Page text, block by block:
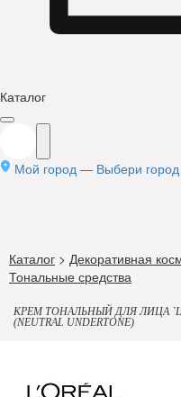
Каталог
Мой город — Выбери город
Каталог > Декоративная
Тональные средства
КРЕМ ТОНАЛЬНЫЙ ДЛЯ ЛИЦА
(NEUTRAL UNDERTONE)